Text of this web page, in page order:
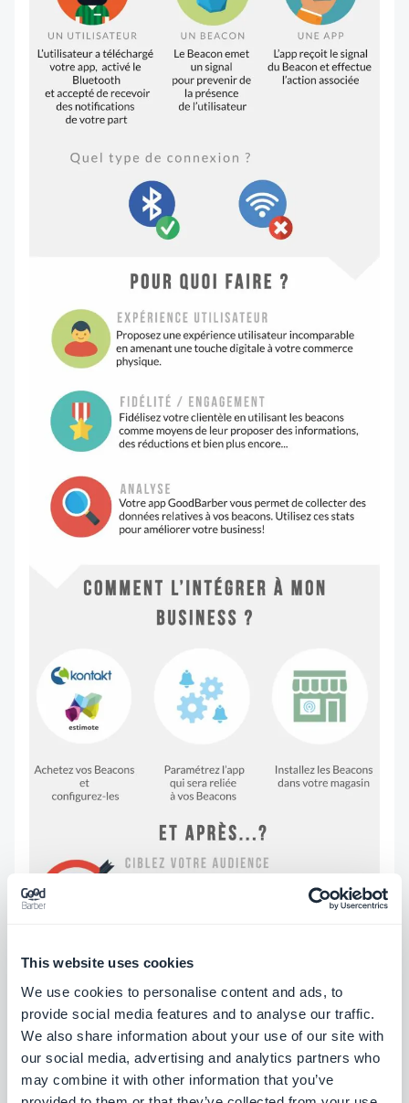
This website uses cookies
We use cookies to personalise content and ads, to
provide social media features and to analyse our traffic.
We also share information about your use of our site with
our social media, advertising and analytics partners who
may combine it with other information that you’ve